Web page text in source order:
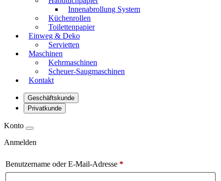
Innenabrollung System
Küchenrollen
Toilettenpapier
Einweg & Deko
Servietten
Maschinen
Kehrmaschinen
Scheuer-Saugmaschinen
Kontakt
Geschäftskunde
Privatkunde
Konto
Anmelden
Benutzername oder E-Mail-Adresse *